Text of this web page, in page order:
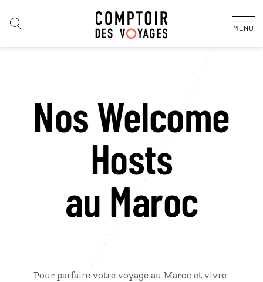
MENU
Nos Welcome
Hosts
au Maroc
Pour parfaire votre voyage au Maroc et vivre